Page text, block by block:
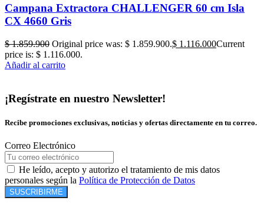
Campana Extractora CHALLENGER 60 cm Isla
CX 4660 Gris
$1.859.900 Original price was: $ 1.859.900.$ 1.116.000Current
price is: $ 1.116.000.
Añadir al carrito
¡Regístrate en nuestro Newsletter!
Recibe promociones exclusivas, noticias y ofertas directamente en tu correo.
Correo Electrónico
He leído, acepto y autorizo el tratamiento de mis datos
personales según la Política de Protección de Datos
SUSCRIBIRME